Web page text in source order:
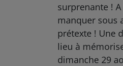
surprenante ! A
manquer sous
prétexte ! Une
lieu à
dimanche 29